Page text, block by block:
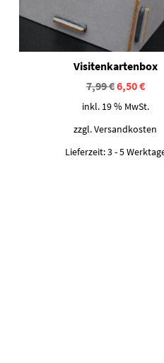
Visitenkartenbox
7,99€
Preis
war:
6,50€
ist:
inkl. 19 % MwSt.
zzgl.Versandkosten
Lieferzeit:3 - 5